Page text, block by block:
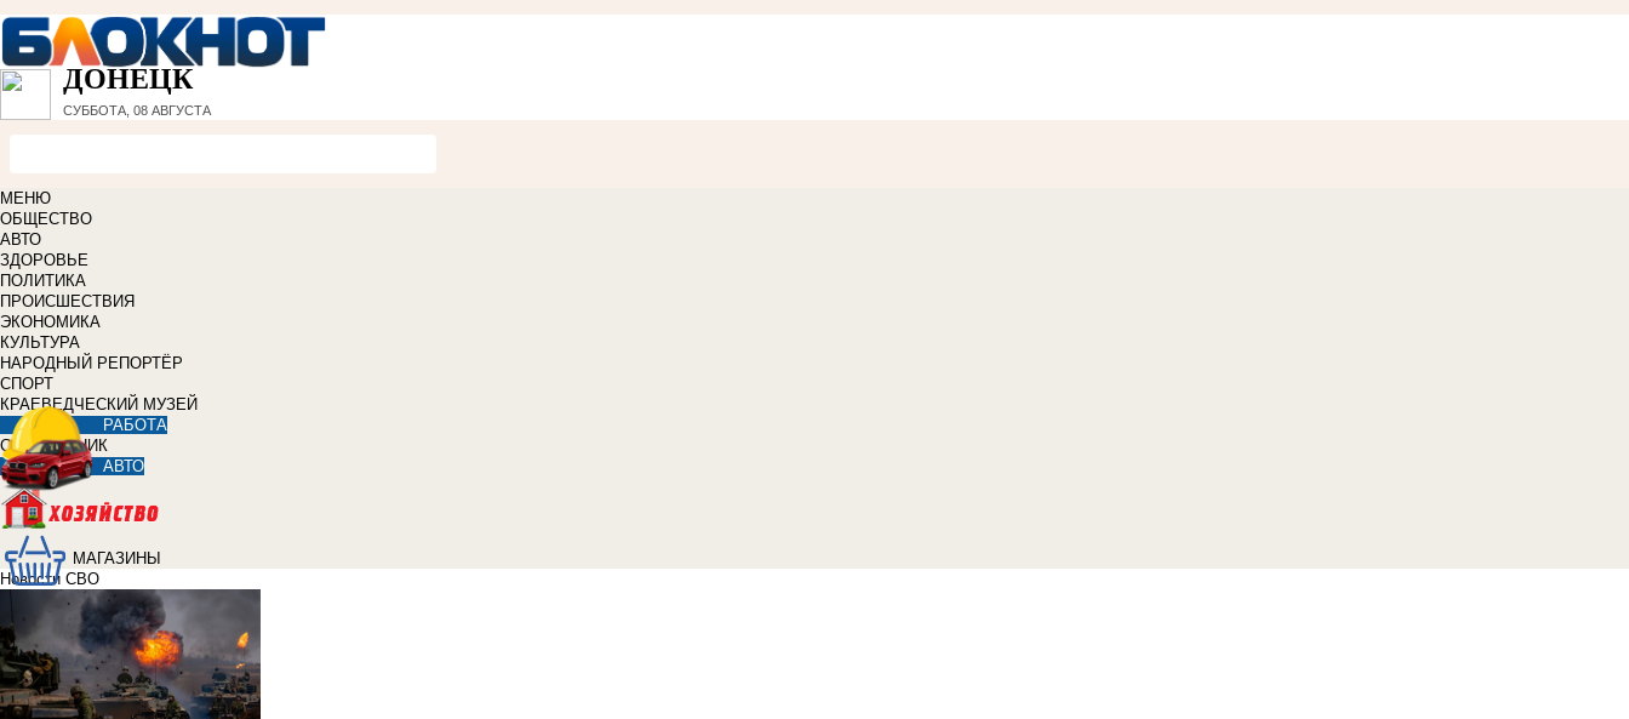
ДОНЕЦК
СУББОТА, 08 АВГУСТА
МЕНЮ
ОБЩЕСТВО
АВТО
ЗДОРОВЬЕ
ПОЛИТИКА
ПРОИСШЕСТВИЯ
ЭКОНОМИКА
КУЛЬТУРА
НАРОДНЫЙ РЕПОРТЁР
СПОРТ
КРАЕВЕДЧЕСКИЙ МУЗЕЙ
РАБОТА
СПРАВОЧНИК
АВТО
МАГАЗИНЫ
Новости СВО